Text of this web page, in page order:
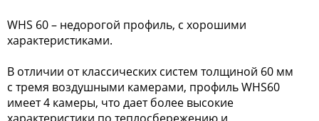
WHS 60 – недорогой профиль, с хорошими
характеристиками.
В отличии от классических систем толщиной 60 мм
с тремя воздушными камерами, профиль WHS60
имеет 4 камеры, что дает более высокие